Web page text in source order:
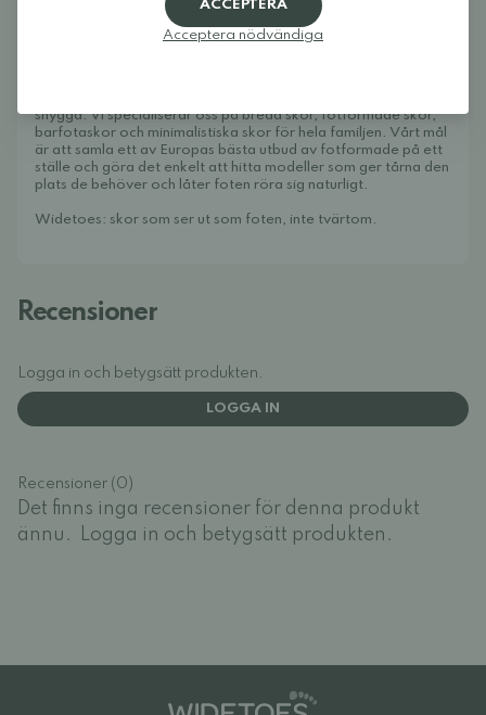
med lägre fötter. Passformen kan lätt justeras så den sitter
lagom tight på foten.
snygga. Vi specialiserar oss på breda skor, fotformade skor,
barfotaskor och minimalistiska skor för hela familjen. Vårt mål
är att samla ett av Europas bästa utbud av fotformade på ett
ställe och göra det enkelt att hitta modeller som ger tårna den
plats de behöver och låter foten röra sig naturligt.
Widetoes: skor som ser ut som foten, inte tvärtom.
Recensioner
Logga in och betygsätt produkten.
LOGGA IN
Recensioner (0)
Det finns inga recensioner för denna produkt
ännu.
Logga in och betygsätt produkten.
ACCEPTERA
Acceptera nödvändiga